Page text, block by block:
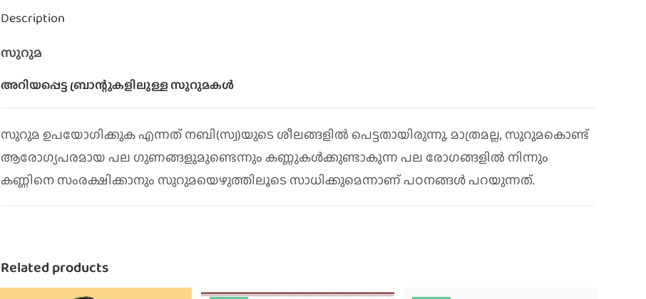
Description
സുറുമ
അറിയപ്പെട്ട ബ്രാന്റുകളിലുള്ള സുറുമകള്‍
സുറുമ ഉപയോഗിക്കുക എന്നത്‌ നബി(സ്വ)യുടെ ശീലങ്ങളില്‍ പെട്ടതായിരുന്നു. മാത്രമല്ല, സുറുമകൊണ്ട്‌
ആരോഗ്യപരമായ പല ഗുണങ്ങളുമുണ്ടെന്നും കണ്ണുകൾക്കുണ്ടാകുന്ന പല രോഗങ്ങളിൽ നിന്നും
കണ്ണിനെ സംരക്ഷിക്കാനും സുറുമയെഴുത്തിലൂടെ സാധിക്കുമെന്നാണ് പഠനങ്ങള്‍ പറയുന്നത്.
Related products